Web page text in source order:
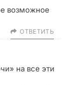
возможное
ОТВЕТИТЬ
на все эти